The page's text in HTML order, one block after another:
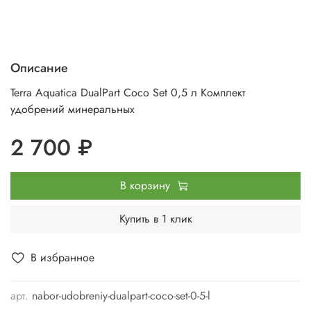
В избранное
арт. nabor-udobreniy-dualpart-coco-set-0-5-l
Описание
Terra Aquatica DualPart Coco Set 0,5 л Комплект
удобрений минеральных
2 700 ₽
В корзину
Купить в 1 клик